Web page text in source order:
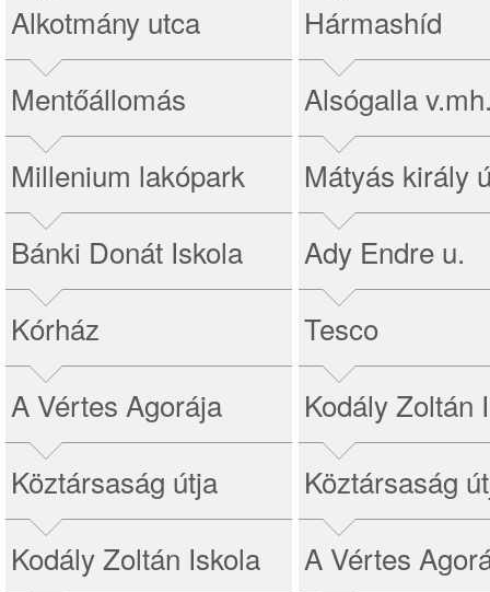
Alkotmány utca
Mentőállomás
Millenium lakópark
Bánki Donát Iskola
Kórház
A Vértes Agorája
Köztársaság útja
Kodály Zoltán Iskola
Hármashíd
Alsógalla
Mátyás király
Ady Endre u.
Tesco
Kodály Zoltán
Köztársaság
A Vértes